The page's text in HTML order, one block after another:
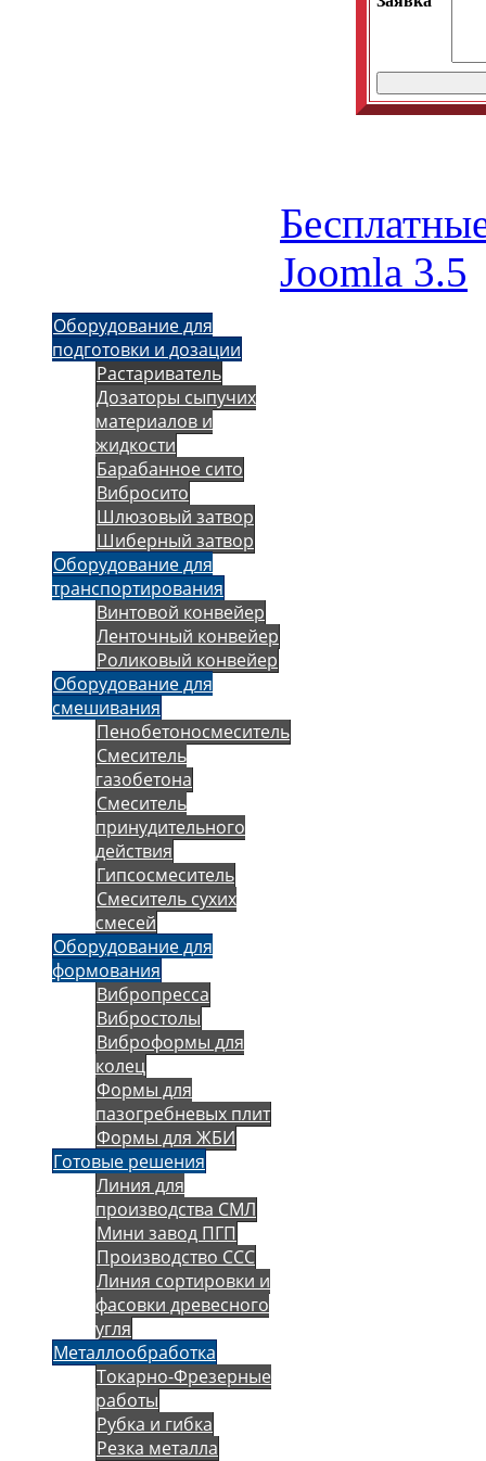
Joomla 3.5
Оборудование для
подготовки и дозации
Растариватель
Дозаторы сыпучих
материалов и
жидкости
Барабанное сито
Вибросито
Шлюзовый затвор
Шиберный затвор
Оборудование для
транспортирования
Винтовой конвейер
Ленточный конвейер
Роликовый конвейер
Оборудование для
смешивания
Пенобетоносмеситель
Смеситель
газобетона
Смеситель
принудительного
действия
Гипсосмеситель
Смеситель сухих
смесей
Оборудование для
формования
Вибропресса
Вибростолы
Виброформы для
колец
Формы для
пазогребневых плит
Формы для ЖБИ
Готовые решения
Линия для
производства СМЛ
Мини завод ПГП
Производство ССС
Линия сортировки и
фасовки древесного
угля
Металлообработка
Токарно-Фрезерные
работы
Рубка и гибка
Резка металла